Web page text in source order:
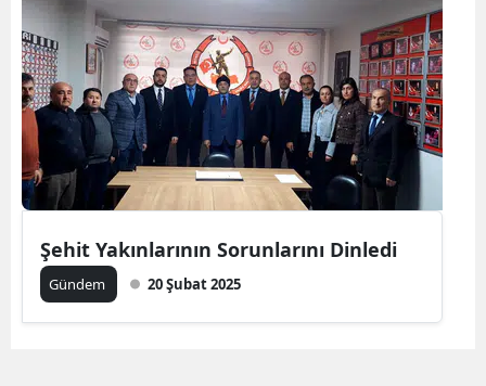
Bolu
Burdur
Bursa
Çanakkale
Denizli
Şehit Yakınlarının Sorunlarını Dinledi
Gündem 20 Şubat 2025